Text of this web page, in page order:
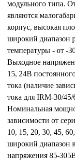
модульного типа.
являются
корпус, высокая
широкий диапазон
температуры - от -
Выходное
15, 24В
тока (наличие
тока для IRM-30/45/
Номинальная
зависимости от
10, 15, 20, 30, 45,
широкий диапазон
напряжения 85-